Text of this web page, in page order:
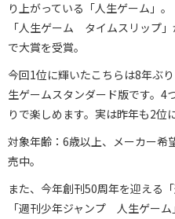
り上がっている「人生ゲーム」
「人生ゲーム タイムスリップ
で大賞を受賞。
今回1位に輝いたこちらは8年ぶ
生ゲームスタンダード版です。4
りで楽しめます。実は昨年も2位
対象年齢：6歳以上、メーカー希
売中。
また、今年創刊50周年を迎える
「週刊少年ジャンプ 人生ゲー